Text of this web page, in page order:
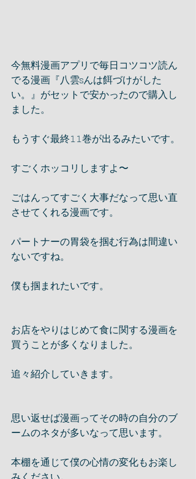
今無料漫画アプリで毎日コツコツ読ん
でる漫画『八雲sんは餌づけがした
い。』がセットで安かったので購入し
ました。
もうすぐ最終𝟷𝟷巻が出るみたいです。
すごくホッコリしますよ〜
ごはんってすごく大事だなって思い直
させてくれる漫画です。
パートナーの胃袋を掴む行為は間違い
ないですね。
僕も掴まれたいです。
お店をやりはじめて食に関する漫画を
買うことが多くなりました。
追々紹介していきます。
思い返せば漫画ってその時の自分のブ
ームのネタが多いなって思います。
本棚を通じて僕の心情の変化もお楽し